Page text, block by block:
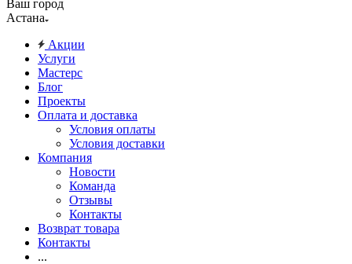
Ваш город
Астана
Акции
Услуги
Мастерс
Блог
Проекты
Оплата и доставка
Условия оплаты
Условия доставки
Компания
Новости
Команда
Отзывы
Контакты
Возврат товара
Контакты
...